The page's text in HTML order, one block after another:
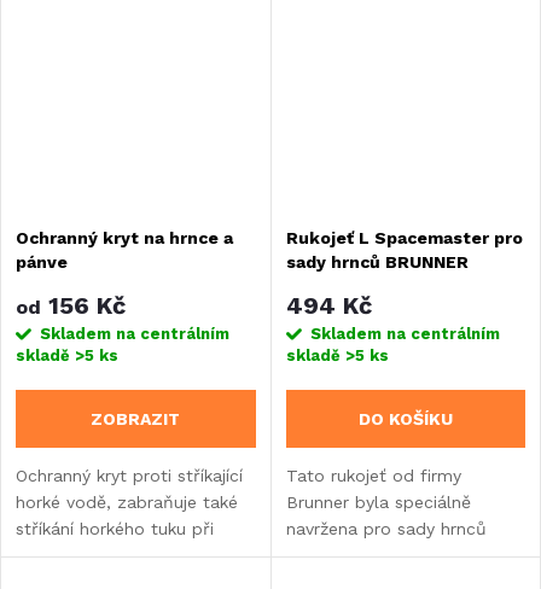
Ochranný kryt na hrnce a
pánve
od 156 Kč
Skladem na centrálním
skladě >5 ks
ZOBRAZIT
Ochranný kryt proti stříkající
horké vodě, zabraňuje také
stříkání horkého tuku při
smažení a chrání před
Rukojeť L Spacemaster pro
sady hrnců BRUNNER
Spacemaster Mini
494 Kč
Skladem na centrálním
skladě >5 ks
DO KOŠÍKU
Tato rukojeť od firmy
Brunner byla speciálně
navržena pro sady hrnců
Torralta a Pirate